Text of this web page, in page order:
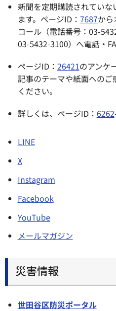
新聞を定期購読されてい
ます。ページID： 7687か
コール（電話番号：03-
03-5432-3100）へ電話・
ページID： 26421のアンケ
記事のテーマや紙面への
ください。
詳しくは、ページID： 6262
LINE
X
Instagram
Facebook
YouTube
メールマガジン
災害情報
世田谷区防災ポータル